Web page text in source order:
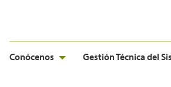
Conócenos Gestión Técnica del